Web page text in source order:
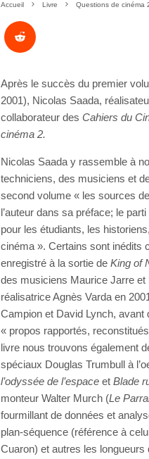
Accueil Livre Questions de cinéma
Après le succès du premier
2001), Nicolas Saada,
collaborateur des Cahiers du
cinéma 2.
Nicolas Saada y rassemble à
techniciens, des musiciens et
second volume « les sources
l’auteur dans sa préface; le
pour les étudiants, les
cinéma ». Certains sont inédits
enregistré à la sortie de King of
des musiciens Maurice Jarre et
réalisatrice Agnès Varda en
Campion et David Lynch, avant
« propos rapportés,
livre nous trouvons également
spéciaux Douglas Trumbull à
l’odyssée de l’espace et Blade
monteur Walter Murch (Le
fourmillant de données et
plan-séquence (référence à
Cuaron) et autres les longueurs